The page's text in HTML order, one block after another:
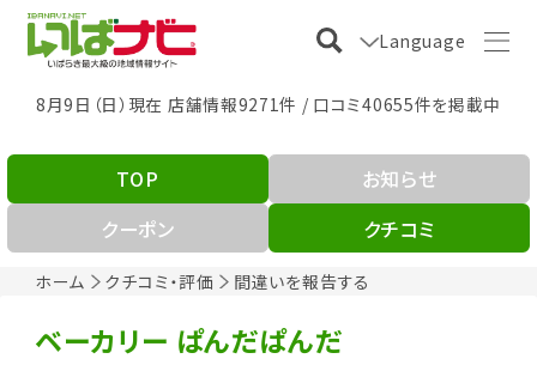
Language
8月9日（日）現在 店舗情報9271件 / 口コミ40655件を掲載中
ホーム クチコミ・評価 間違いを報告する
TOP
お知らせ
クーポン
クチコミ
ベーカリー ぱんだぱんだ